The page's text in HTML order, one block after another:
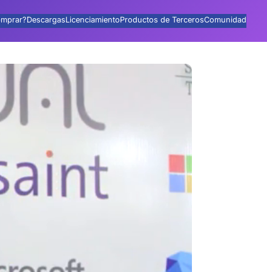
DescargasLicenciamientoProductos de TercerosComunidad